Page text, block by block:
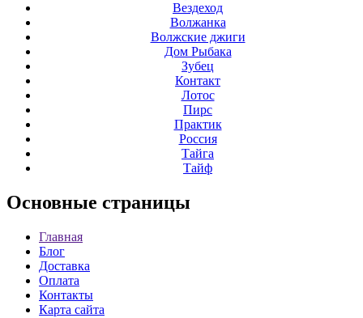
Вездеход
Волжанка
Волжские джиги
Дом Рыбака
Зубец
Контакт
Лотос
Пирс
Практик
Россия
Тайга
Тайф
Основные страницы
Главная
Блог
Доставка
Оплата
Контакты
Карта сайта